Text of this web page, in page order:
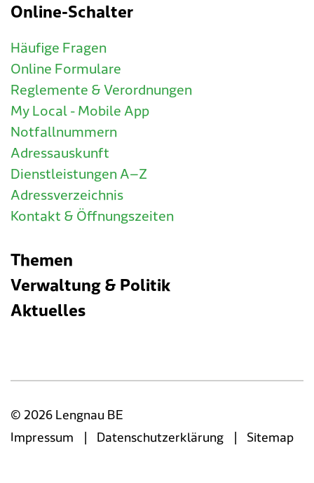
Online-Schalter
Häufige Fragen
Online Formulare
Reglemente & Verordnungen
My Local - Mobile App
Notfallnummern
Adressauskunft
Dienstleistungen A–Z
Adressverzeichnis
Kontakt & Öffnungszeiten
Themen
Verwaltung & Politik
Aktuelles
© 2026 Lengnau BE
Impressum
| Datenschutzerklärung | Sitemap